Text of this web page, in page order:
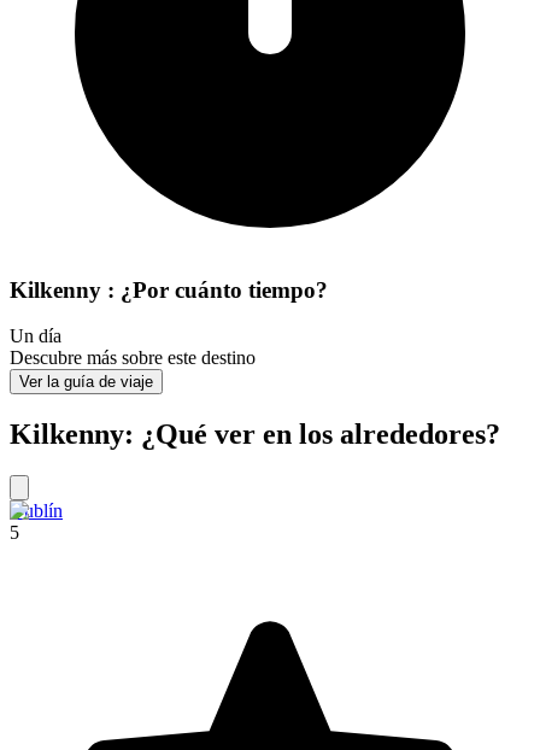
Kilkenny : ¿Por cuánto tiempo?
Un día
Descubre más sobre este destino
Ver la guía de viaje
Kilkenny: ¿Qué ver en los alrededores?
Dublín
5